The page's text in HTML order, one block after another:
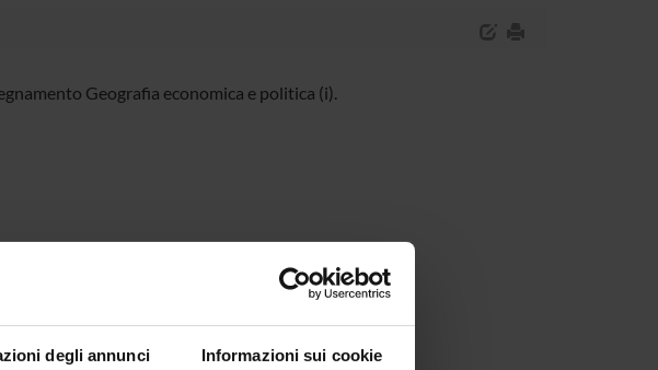
degli annunci Informazioni sui cookie
Geografia economica e politica (i).